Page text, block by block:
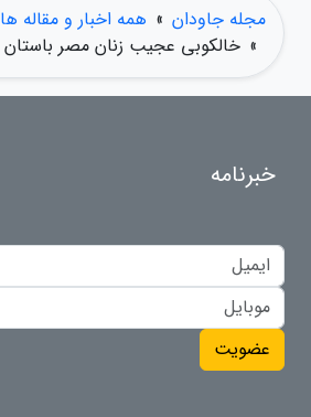
مجله جاودان » همه اخبار و مقاله ها
» خالکوبی عجیب زنان مصر باستان
خبرنامه
عضویت